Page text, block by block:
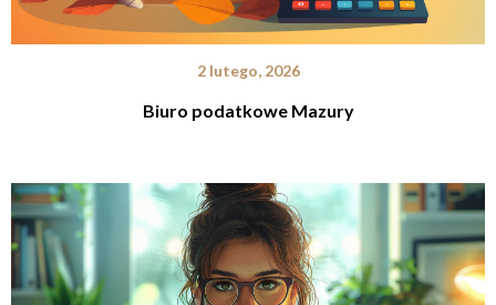
2 lutego, 2026
Biuro podatkowe Mazury